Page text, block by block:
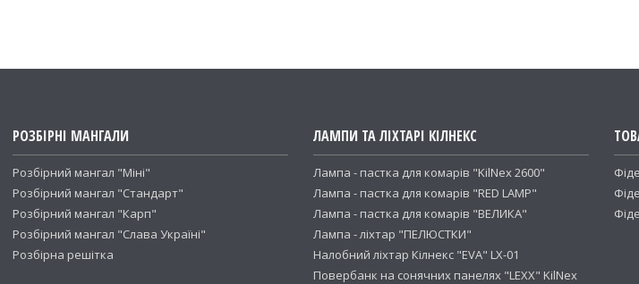
РОЗБІРНІ МАНГАЛИ
Розбірний мангал "Міні"
Розбірний мангал "Стандарт"
Розбірний мангал "Карп"
Розбірний мангал "Слава Україні"
Розбірна решітка
ЛАМПИ ТА ЛІХТАРІ КІЛНЕКС
Лампа - пастка для комарів "KilNex 2600"
Лампа - пастка для комарів "RED LAMP"
Лампа - пастка для комарів "ВЕЛИКА"
Лампа - ліхтар "ПЕЛЮСТКИ"
Налобний ліхтар Кілнекс "EVA" LX-01
Повербанк на сонячних панелях "LEXX" KilNex